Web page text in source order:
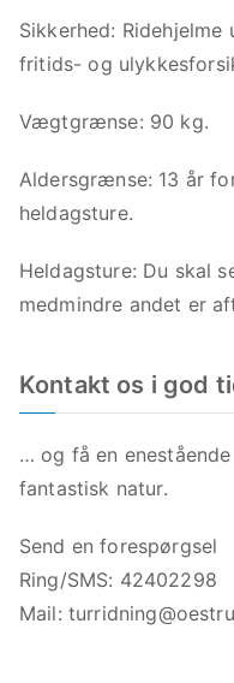
Sikkerhed: Ridehjelme
fritids- og
Vægtgrænse: 90 kg.
Aldersgrænse: 13 år
heldagsture.
Heldagsture: Du skal
medmindre andet er
Kontakt os i god
… og få en
fantastisk natur.
Send en forespørgsel
Ring/SMS: 42402298
Mail: